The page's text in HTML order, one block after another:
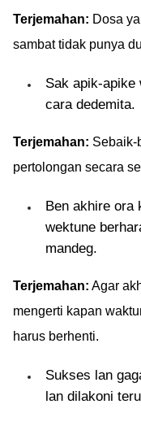
Terjemahan: Dosa
sambat tidak punya
Sak apik-apike
cara dedemita.
Terjemahan: Sebaik-
pertolongan secara
Ben akhire ora
wektune
mandeg.
Terjemahan: Agar
mengerti kapan
harus berhenti.
Sukses lan
lan dilakoni